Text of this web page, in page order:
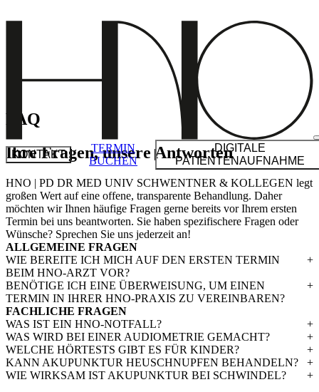
springen
KONTAKT
BÖBLINGEN
POSTSTRASSE 6
71032 BÖBLINGEN
T07031 221100
F07031 226525
ROUTENPLANER
ÖFFNUNGSZEITEN
TAG ÖFFNUNGSZEITEN
MONTAG
8.00–11.00 UHR | 15.00–17.00 UHR
DIENSTAG
8.00–11.00 UHR | 15.00–17.00 UHR
TERMIN
BUCHEN
DIGITALE
PATIENTENAUFNAHME
FAQ
Ihre Fragen, unsere Antworten
HNO | PD DR MED UNIV SCHWENTNER & KOLLEGEN legt
großen Wert auf eine offene, trans­pa­rente Behandlung. Daher
möchten wir Ihnen häufige Fragen gerne bereits vor Ihrem ersten
Termin bei uns beant­worten. Sie haben spezi­fi­schere Fragen oder
Wünsche? Sprechen Sie uns jederzeit an!
ALLGE­MEINE FRAGEN
WIE BEREITE ICH MICH AUF DEN ERSTEN TERMIN
BEIM HNO-ARZT VOR?
BENÖTIGE ICH EINE ÜBERWEISUNG, UM EINEN
TERMIN IN IHRER HNO-PRAXIS ZU VEREINBAREN?
FACHLICHE FRAGEN
WAS IST EIN HNO-NOTFALL?
WAS WIRD BEI EINER AUDIO­METRIE GEMACHT?
WELCHE HÖRTESTS GIBT ES FÜR KINDER?
KANN AKUPUNKTUR HEUSCHNUPFEN BEHANDELN?
WIE WIRKSAM IST AKUPUNKTUR BEI SCHWINDEL?